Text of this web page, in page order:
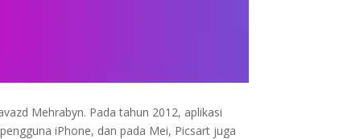
Mehrabyn. Pada tahun 2012, aplikasi
iPhone, dan pada Mei, Picsart juga